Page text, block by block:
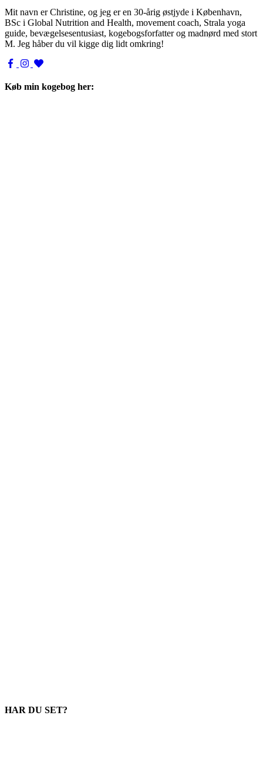
Mit navn er Christine, og jeg er en 30-årig østjyde i København,
BSc i Global Nutrition and Health, movement coach, Strala yoga
guide, bevægelsesentusiast, kogebogsforfatter og madnørd med stort
M. Jeg håber du vil kigge dig lidt omkring!
Køb min kogebog her:
HAR DU SET?